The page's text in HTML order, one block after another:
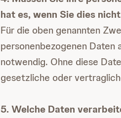
hat es, wenn Sie dies
Für die oben genannten
personenbezogenen Daten
notwendig. Ohne diese
gesetzliche oder
5. Welche Daten